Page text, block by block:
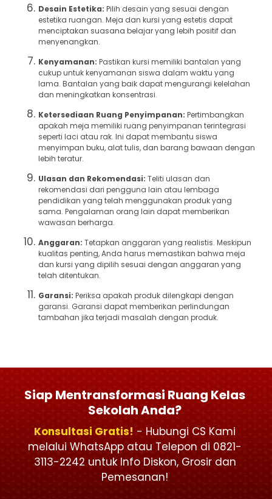
Desain Estetika: Pilih desain yang sesuai dengan
estetika ruangan. Meja dan kursi yang estetis dapat
menciptakan suasana belajar yang lebih positif dan
menyenangkan.
Kenyamanan: Pastikan kursi memiliki bantalan yang
cukup untuk kenyamanan siswa dalam waktu yang
lama. Bantalan yang baik dapat mengurangi kelelahan
dan meningkatkan konsentrasi.
Ketersediaan Ruang Penyimpanan: Pertimbangkan
apakah meja memiliki ruang penyimpanan terintegrasi
seperti laci atau rak. Ini dapat membantu siswa
menyimpan buku, alat tulis, dan barang bawaan dengan
lebih teratur.
Ulasan dan Rekomendasi: Teliti ulasan dan
rekomendasi dari pengguna lain atau lembaga
pendidikan yang telah menggunakan produk yang
sama. Pengalaman orang lain dapat memberikan
wawasan berharga.
Anggaran: Tetapkan anggaran yang realistis. Meskipun
kualitas penting, Anda harus memastikan bahwa meja
dan kursi yang dipilih sesuai dengan anggaran yang
telah ditentukan.
Garansi: Periksa apakah produk dilengkapi dengan
garansi. Garansi dapat memberikan perlindungan
tambahan jika terjadi masalah dengan produk.
Siap Mentransformasi Ruang Kelas
Sekolah Anda?
Konsultasi Gratis! - Hubungi CS Kami
melalui WhatsApp atau Telepon di 0821-
3113-2242 untuk Info Diskon, Grosir dan
Pemesanan!